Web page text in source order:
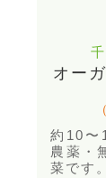
オー
約10〜
農薬・
菜です。